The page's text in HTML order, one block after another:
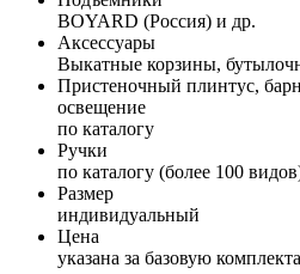
BOYARD (Россия) и др.
Аксессуары
Выкатные корзины,
Пристеночный плинтус,
освещение
по каталогу
Ручки
по каталогу (более 100
Размер
индивидуальный
Цена
указана за базовую